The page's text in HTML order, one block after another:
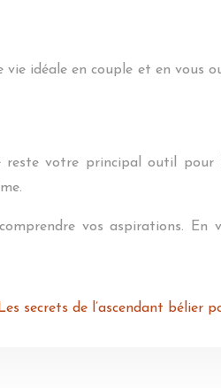
vie idéale en couple et en vous
reste votre principal outil pour
vos aspirations. En
Les secrets de l’ascendant bélier